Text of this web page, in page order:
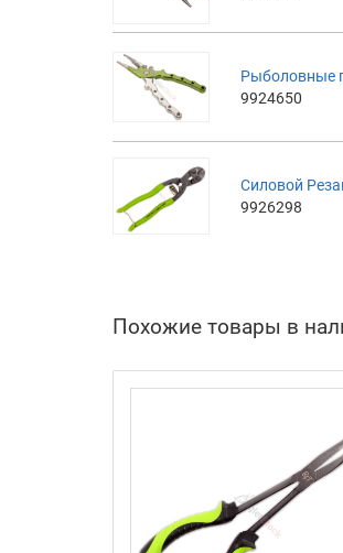
Рыболовные
9924650
Силовой
9926298
Похожие товары в